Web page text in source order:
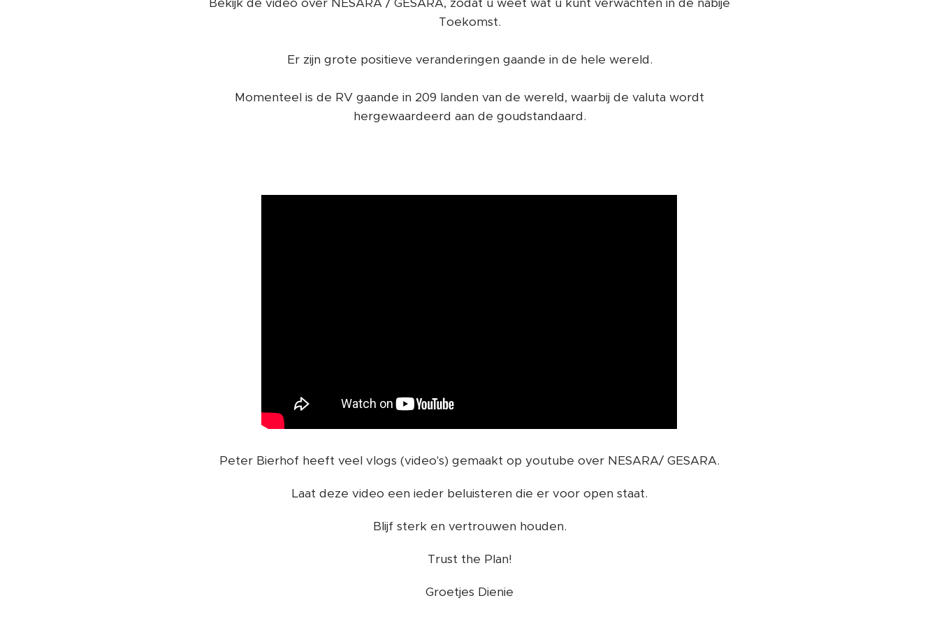
Toekomst.
Er zijn grote positieve veranderingen gaande in de hele wereld.
Momenteel is de RV gaande in 209 landen van de wereld, waarbij de valuta wordt
hergewaardeerd aan de goudstandaard.
Peter Bierhof heeft veel vlogs (video's) gemaakt op youtube over NESARA/ GESARA.
Laat deze video een ieder beluisteren die er voor open staat.
Blijf sterk en vertrouwen houden.
Trust the Plan!
Groetjes Dienie